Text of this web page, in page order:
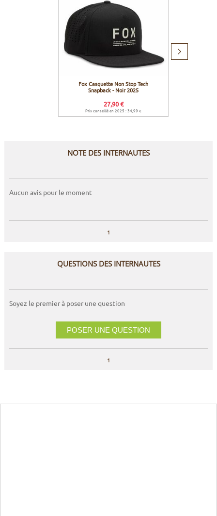
Fox Casquette Non Stop Tech
Snapback - Noir 2025
27,90 €
Prix conseillé en 2025 : 34,99 €
Produit
NOTE DES INTERNAUTES
Aucun avis pour le moment
1
QUESTIONS DES INTERNAUTES
Soyez le premier à poser une question
POSER UNE QUESTION
1